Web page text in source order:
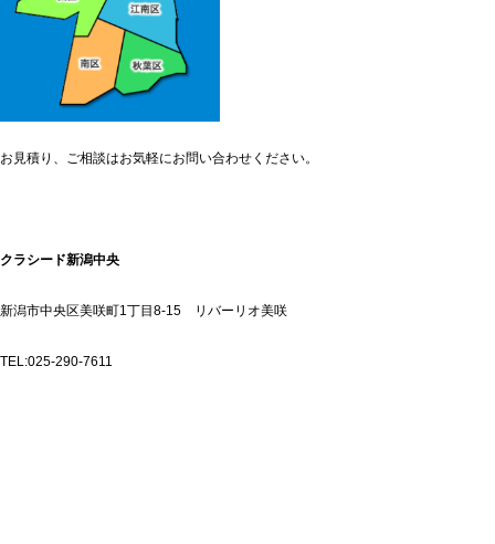
お見積り、ご相談はお気軽にお問い合わせください。
クラシード新潟中央
新潟市中央区美咲町1丁目8-15 リバーリオ美咲
TEL:025-290-7611